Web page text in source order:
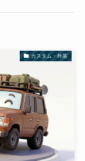
カスタム・外装